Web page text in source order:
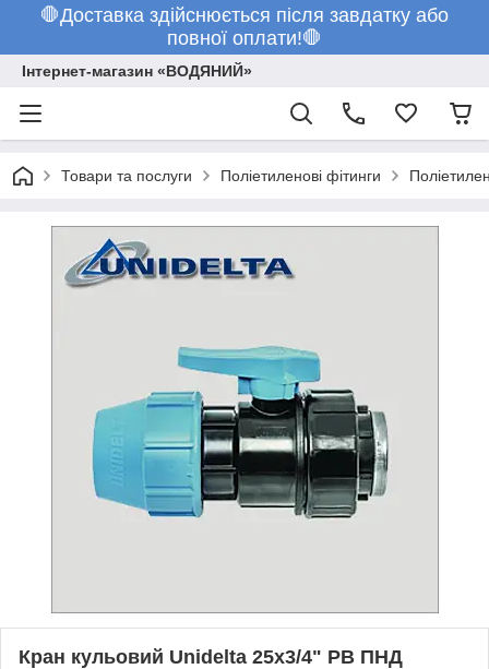
🛑Доставка здійснюється після завдатку або
повної оплати!🛑
Інтернет-магазин «ВОДЯНИЙ»
Товари та послуги Поліетиленові фітинги
Кран кульовий Unidelta 25х3/4" РВ ПНД